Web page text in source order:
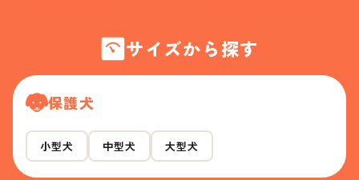
サイズから探す
保護犬
小型犬 中型犬 大型犬